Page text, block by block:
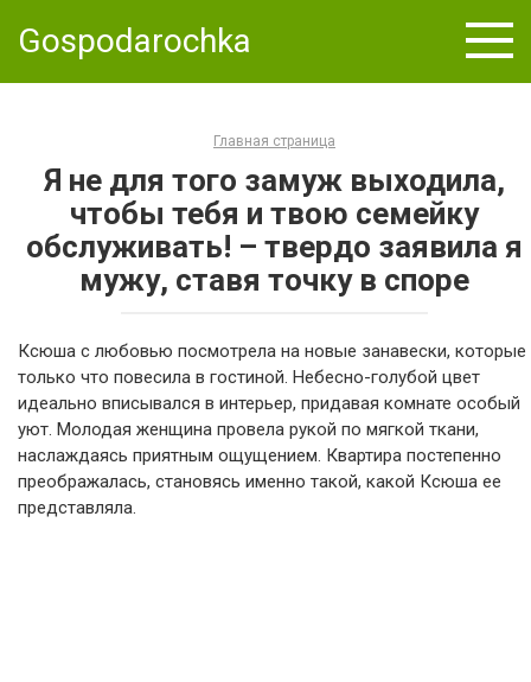
Gospodarochka
Главная страница
Я не для того замуж выходила,
чтобы тебя и твою семейку
обслуживать! – твердо заявила я
мужу, ставя точку в споре
Ксюша с любовью посмотрела на новые занавески, которые
только что повесила в гостиной. Небесно-голубой цвет
идеально вписывался в интерьер, придавая комнате особый
уют. Молодая женщина провела рукой по мягкой ткани,
наслаждаясь приятным ощущением. Квартира постепенно
преображалась, становясь именно такой, какой Ксюша ее
представляла.